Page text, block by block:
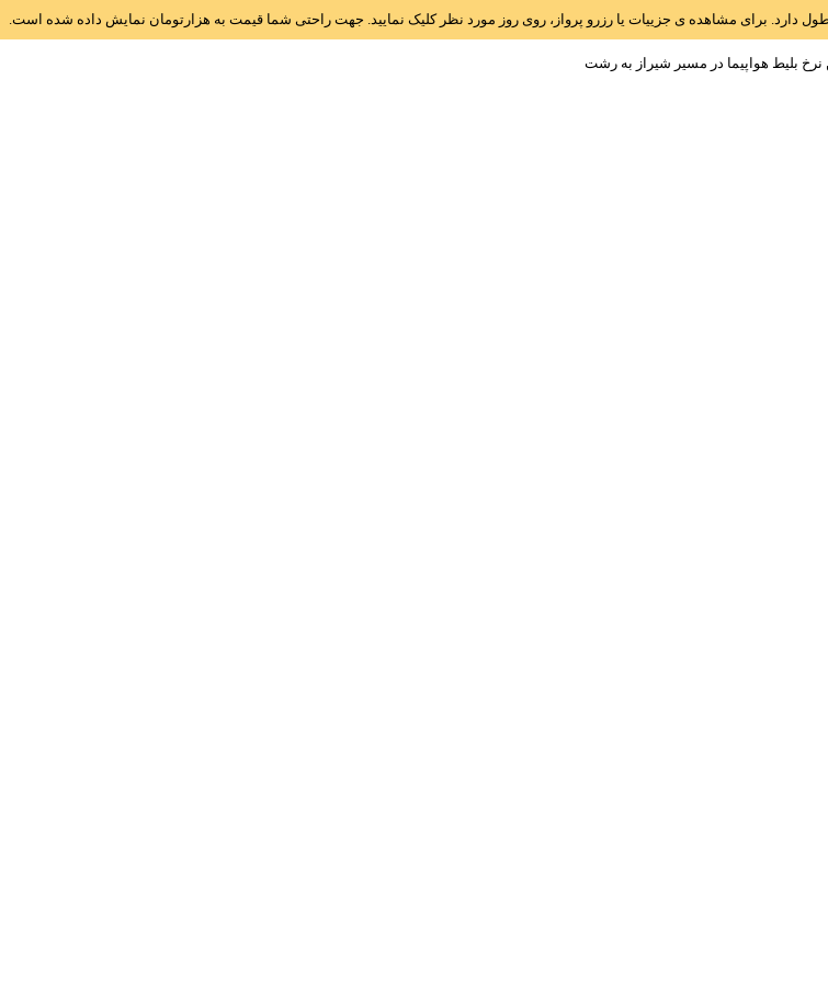
دارد. برای مشاهده ی جزییات یا رزرو پرواز، روی روز مورد نظر کلیک نمایید. جهت راحتی شما قیمت به هزارتومان نمایش داده شده است.
نرخ بلیط هواپیما در مسیر شيراز به رشت